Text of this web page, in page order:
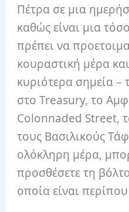
Πέτρα σε μια
καθώς είναι μια
πρέπει να
κουραστική μέρα
κυριότερα σημεία –
στο Treasury, το
Colonnaded Street,
τους Βασιλικούς
ολόκληρη μέρα,
προσθέσετε τη
οποία είναι